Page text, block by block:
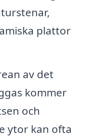
plattor
av det
kommer
och
ytor kan ofta